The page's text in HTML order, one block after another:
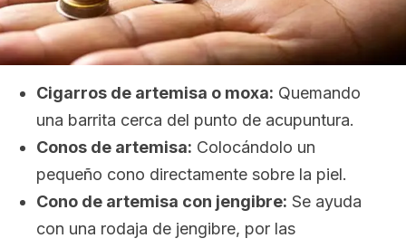
Cigarros de artemisa o moxa: Quemando
una barrita cerca del punto de acupuntura.
Conos de artemisa: Colocándolo un
pequeño cono directamente sobre la piel.
Cono de artemisa con jengibre: Se ayuda
con una rodaja de jengibre, por las